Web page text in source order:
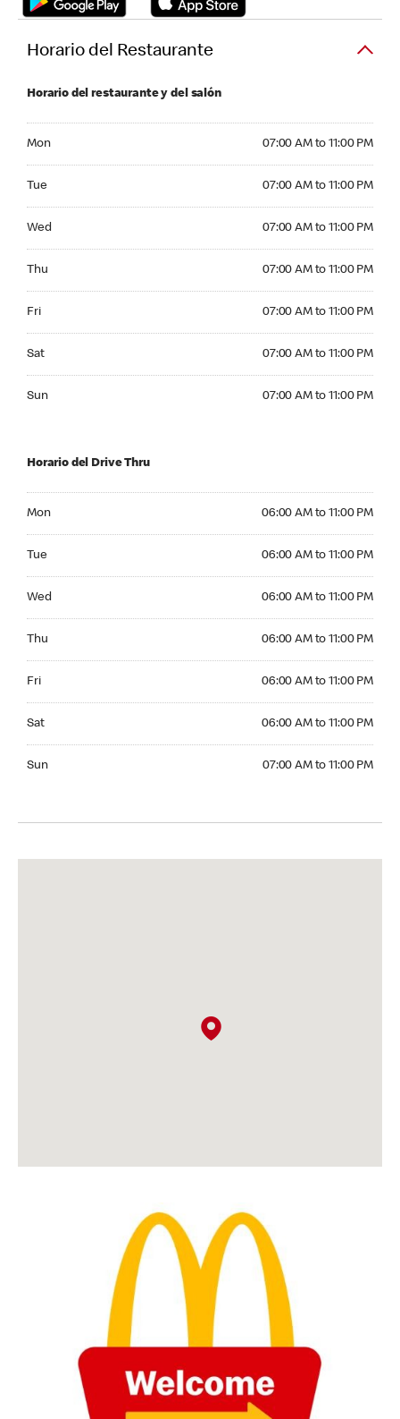
Horario del Restaurante
Horario del restaurante y del salón
Mon 07:00 AM to 11:00 PM
Tue 07:00 AM to 11:00 PM
Wed 07:00 AM to 11:00 PM
Thu 07:00 AM to 11:00 PM
Fri 07:00 AM to 11:00 PM
Sat 07:00 AM to 11:00 PM
Sun 07:00 AM to 11:00 PM
Horario del Drive Thru
Mon 06:00 AM to 11:00 PM
Tue 06:00 AM to 11:00 PM
Wed 06:00 AM to 11:00 PM
Thu 06:00 AM to 11:00 PM
Fri 06:00 AM to 11:00 PM
Sat 06:00 AM to 11:00 PM
Sun 07:00 AM to 11:00 PM